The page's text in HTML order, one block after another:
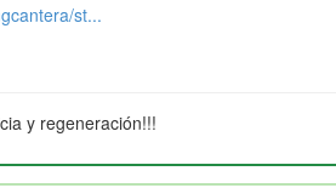
st...
y regeneración!!!